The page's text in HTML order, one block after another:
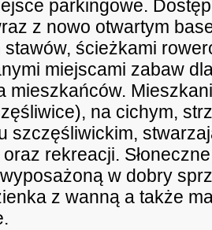
parkingowe.
z nowo otwartym
stawów, ścieżkami
miejscami zabaw
mieszkańców.
na cichym,
szczęśliwickim,
rekreacji.
w dobry
z wanną a także